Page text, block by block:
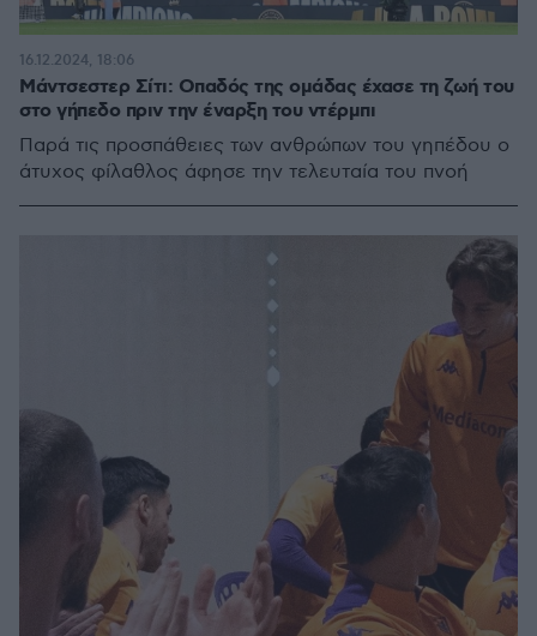
Μάντσεστερ Σίτι: Οπαδός της ομάδας έχασε τη ζωή του
στο γήπεδο πριν την έναρξη του ντέρμπι
Παρά τις προσπάθειες των ανθρώπων του γηπέδου ο
άτυχος φίλαθλος άφησε την τελευταία του πνοή
16.12.2024, 18:06